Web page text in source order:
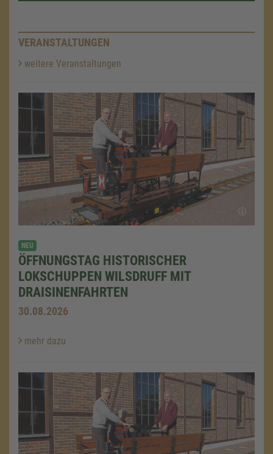
VERANSTALTUNGEN
weitere Veranstaltungen
NEU
ÖFFNUNGSTAG HISTORISCHER
LOKSCHUPPEN WILSDRUFF MIT
DRAISINENFAHRTEN
30.08.2026
mehr dazu